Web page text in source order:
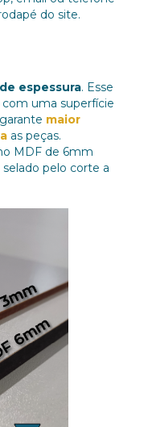
do site.
de espessura. Esse
uma superfície
maior
as peças.
MDF de 6mm
pelo corte a